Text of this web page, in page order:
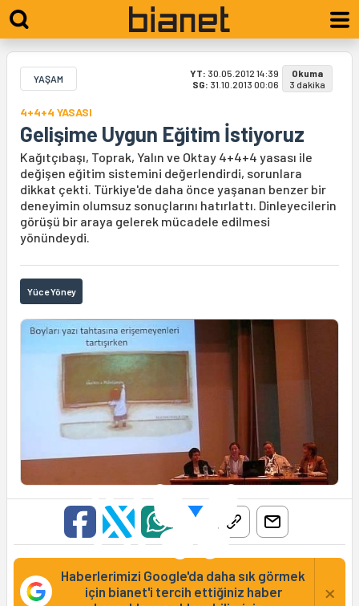
YAŞAM YT: 30.05.2012 14:39
SG: 31.10.2013 00:06
Okuma
3 dakika
4+4+4 YASASI
Gelişime Uygun Eğitim İstiyoruz
Kağıtçıbaşı, Toprak, Yalın ve Oktay 4+4+4 yasası ile
değişen eğitim sistemini değerlendirdi, sorunlara
dikkat çekti. Türkiye'de daha önce yaşanan benzer bir
deneyimin olumsuz sonuçlarını hatırlattı. Dinleyecilerin
görüşü bir araya gelerek mücadele edilmesi
yönündeydi.
Yüce Yöney
Haberlerimizi Google'da daha sık görmek
için bianet'i tercih ettiğiniz haber
×